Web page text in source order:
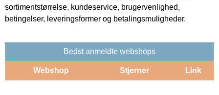
sortimentstørrelse, kundeservice, brugervenlighed,
betingelser, leveringsformer og betalingsmuligheder.
Bedst anmeldte webshops
Webshop Stjerner Link